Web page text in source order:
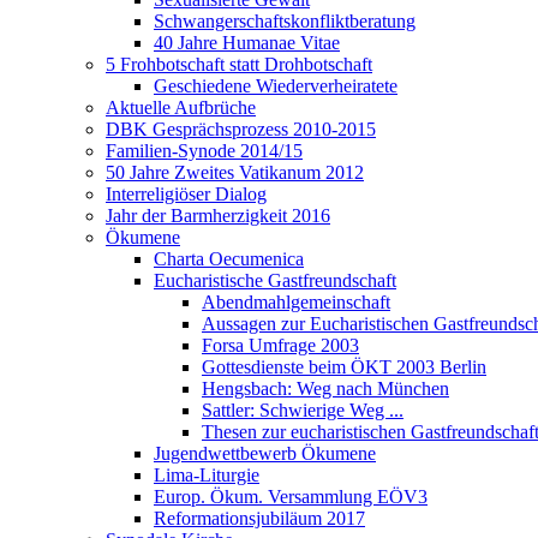
Schwangerschaftskonfliktberatung
40 Jahre Humanae Vitae
5 Frohbotschaft statt Drohbotschaft
Geschiedene Wiederverheiratete
Aktuelle Aufbrüche
DBK Gesprächsprozess 2010-2015
Familien-Synode 2014/15
50 Jahre Zweites Vatikanum 2012
Interreligiöser Dialog
Jahr der Barmherzigkeit 2016
Ökumene
Charta Oecumenica
Eucharistische Gastfreundschaft
Abendmahlgemeinschaft
Aussagen zur Eucharistischen
Forsa Umfrage 2003
Gottesdienste beim ÖKT 2003 Berlin
Hengsbach: Weg nach München
Sattler: Schwierige Weg ...
Thesen zur eucharistischen Gastfreundschaft
Jugendwettbewerb Ökumene
Lima-Liturgie
Europ. Ökum. Versammlung EÖV3
Reformationsjubiläum 2017